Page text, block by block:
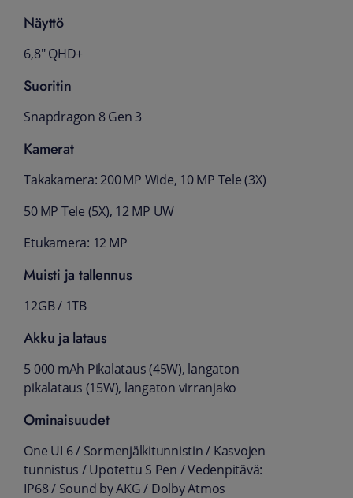
Näyttö
6,8" QHD+
Suoritin
Snapdragon 8 Gen 3
Kamerat
Takakamera: 200 MP Wide, 10 MP Tele (3X)
50 MP Tele (5X), 12 MP UW
Etukamera: 12 MP
Muisti ja tallennus
12GB / 1TB
Akku ja lataus
5 000 mAh Pikalataus (45W), langaton
pikalataus (15W), langaton virranjako
Ominaisuudet
One UI 6 / Sormenjälkitunnistin / Kasvojen
tunnistus / Upotettu S Pen / Vedenpitävä:
IP68 / Sound by AKG / Dolby Atmos